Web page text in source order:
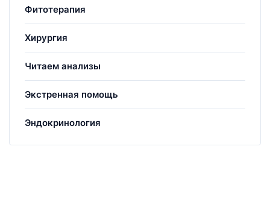
Фитотерапия
Хирургия
Читаем анализы
Экстренная помощь
Эндокринология